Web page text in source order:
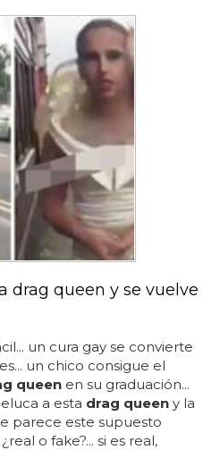
drag queen y se vuelve
un cura gay se convierte
un chico consigue el
queen en su graduación...
a esta drag queen y la
parece este supuesto
o fake?... si es real,